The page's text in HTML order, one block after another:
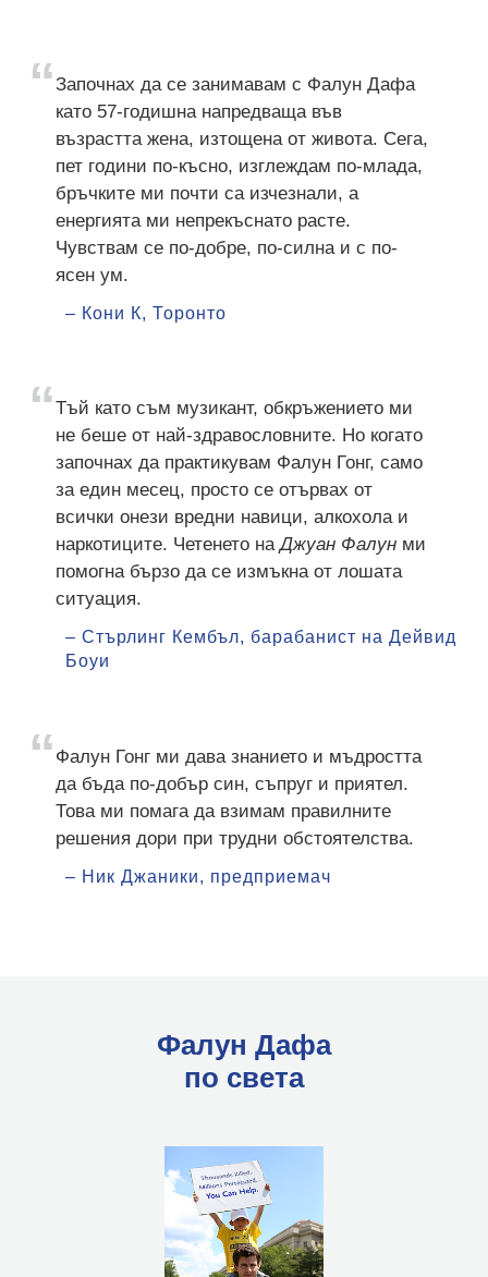
Започнах да се занимавам с Фалун Дафа
като 57-годишна напредваща във
възрастта жена, изтощена от живота. Сега,
пет години по-късно, изглеждам по-млада,
бръчките ми почти са изчезнали, а
енергията ми непрекъснато расте.
Чувствам се по-добре, по-силна и с по-
ясен ум.
– Кони К, Торонто
Тъй като съм музикант, обкръжението ми
не беше от най-здравословните. Но когато
започнах да практикувам Фалун Гонг, само
за един месец, просто се отървах от
всички онези вредни навици, алкохола и
наркотиците. Четенето наДжуан Фалун ми
помогна бързо да се измъкна от лошата
ситуация.
– Стърлинг Кембъл, барабанист на Дейвид
Боуи
Фалун Гонг ми дава знанието и мъдростта
да бъда по-добър син, съпруг и приятел.
Това ми помага да взимам правилните
решения дори при трудни обстоятелства.
– Ник Джаники, предприемач
Фалун Дафа
по света